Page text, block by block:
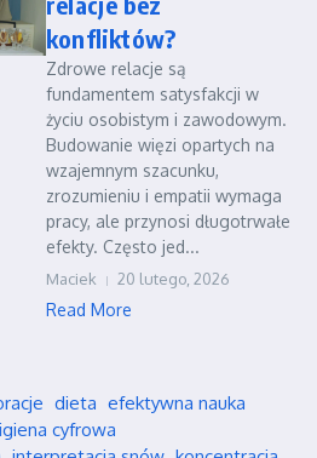
konfliktów?
Zdrowe relacje są
fundamentem satysfakcji w
życiu osobistym i zawodowym.
Budowanie więzi opartych na
wzajemnym szacunku,
zrozumieniu i empatii wymaga
pracy, ale przynosi długotrwałe
efekty. Często jed...
Maciek 20 lutego, 2026
Read More
dieta efektywna nauka
cyfrowa